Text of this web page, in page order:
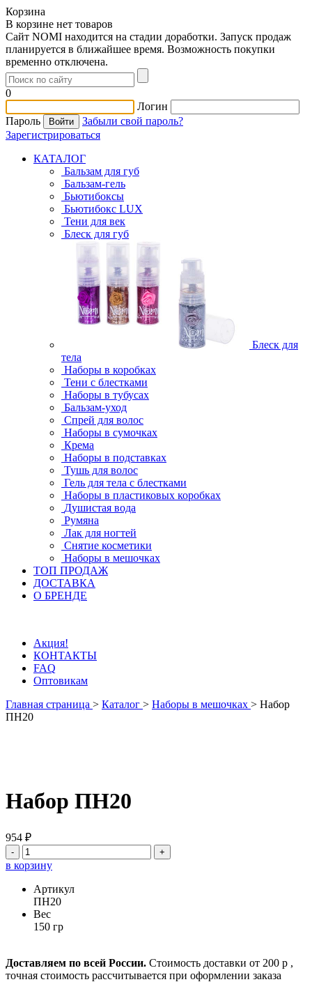
Корзина
В корзине нет товаров
Сайт NOMI находится на стадии доработки. Запуск продаж
планируется в ближайшее время. Возможность покупки
временно отключена.
0
Логин
Пароль
Забыли свой пароль?
Зарегистрироваться
КАТАЛОГ
Бальзам для губ
Бальзам-гель
Бьютибоксы
Бьютибокс LUX
Тени для век
Блеск для губ
Блеск для
тела
Наборы в коробках
Тени с блестками
Наборы в тубусах
Бальзам-уход
Спрей для волос
Наборы в сумочках
Крема
Наборы в подставках
Тушь для волос
Гель для тела с блестками
Наборы в пластиковых коробках
Душистая вода
Румяна
Лак для ногтей
Снятие косметики
Наборы в мешочках
ТОП ПРОДАЖ
ДОСТАВКА
О БРЕНДЕ
Акция!
КОНТАКТЫ
FAQ
Оптовикам
Главная страница > Каталог > Наборы в мешочках > Набор
ПН20
Набор ПН20
954 ₽
- +
в корзину
Артикул
ПН20
Вес
150 гр
Доставляем по всей России. Стоимость доставки от 200 р ,
точная стоимость рассчитывается при оформлении заказа